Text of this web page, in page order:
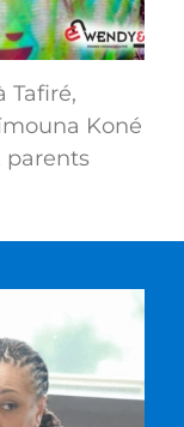
Tafiré,
Koné
parents